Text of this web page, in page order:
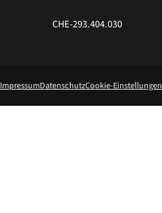
CHE-293.404.030
ImpressumDatenschutzCookie-Einstellungen